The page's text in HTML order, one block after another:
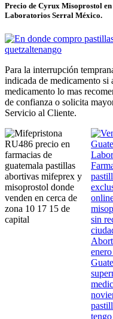
Precio de Cyrux Misoprostol
Laboratorios Serral México.
Para la interrupción
indicada de medicamento si
medicamento lo mas
de confianza o solicita
Servicio al Cliente.